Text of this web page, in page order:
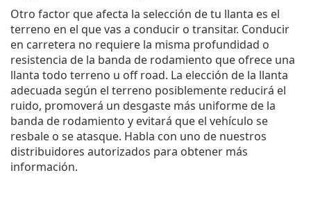
Otro factor que afecta la selección de tu llanta es el
terreno en el que vas a conducir o transitar. Conducir
en carretera no requiere la misma profundidad o
resistencia de la banda de rodamiento que ofrece una
llanta todo terreno u off road. La elección de la llanta
adecuada según el terreno posiblemente reducirá el
ruido, promoverá un desgaste más uniforme de la
banda de rodamiento y evitará que el vehículo se
resbale o se atasque. Habla con uno de nuestros
distribuidores autorizados para obtener más
información.